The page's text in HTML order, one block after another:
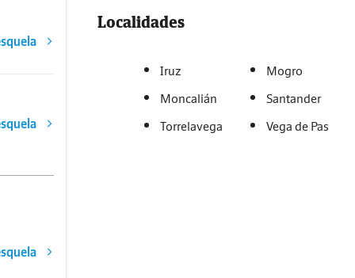
Localidades
Iruz
Mogro
Moncalián
Santander
Torrelavega
Vega de Pas